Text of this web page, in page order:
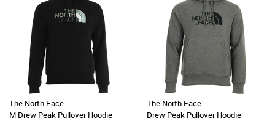
The North Face
M Drew Peak Pullover Hoodie
The North Face
Drew Peak Pullover Hoodie